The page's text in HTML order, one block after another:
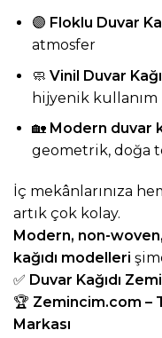
🟣 Floklu Duvar
atmosfer
🧼 Vinil Duvar
hijyenik kullanım
🏡 Modern duvar
geometrik, doğa
İç mekânlarınıza
artık çok kolay.
Modern, non-
kağıdı modelleri
✅ Duvar Kağıdı
🏆 Zemincim.com –
Markası